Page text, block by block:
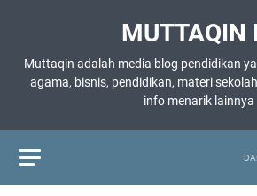
MUTTAQIN
Muttaqin adalah media blog pendidikan
agama, bisnis, pendidikan, materi
info menarik lainnya